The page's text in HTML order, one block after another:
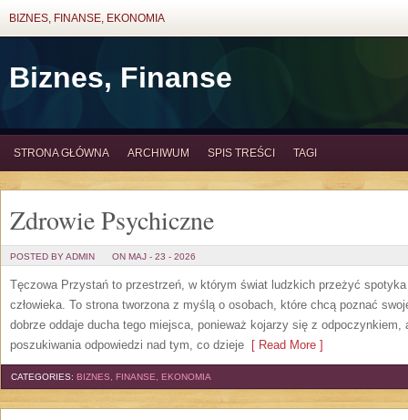
BIZNES, FINANSE, EKONOMIA
Biznes, Finanse
STRONA GŁÓWNA ARCHIWUM SPIS TREŚCI TAGI
Zdrowie Psychiczne
POSTED BY ADMIN ON MAJ - 23 - 2026
Tęczowa Przystań to przestrzeń, w którym świat ludzkich przeżyć
człowieka. To strona tworzona z myślą o osobach, które chcą poznać
dobrze oddaje ducha tego miejsca, ponieważ kojarzy się z odpoczynkiem,
poszukiwania odpowiedzi nad tym, co dzieje [ Read More ]
CATEGORIES: BIZNES, FINANSE, EKONOMIA